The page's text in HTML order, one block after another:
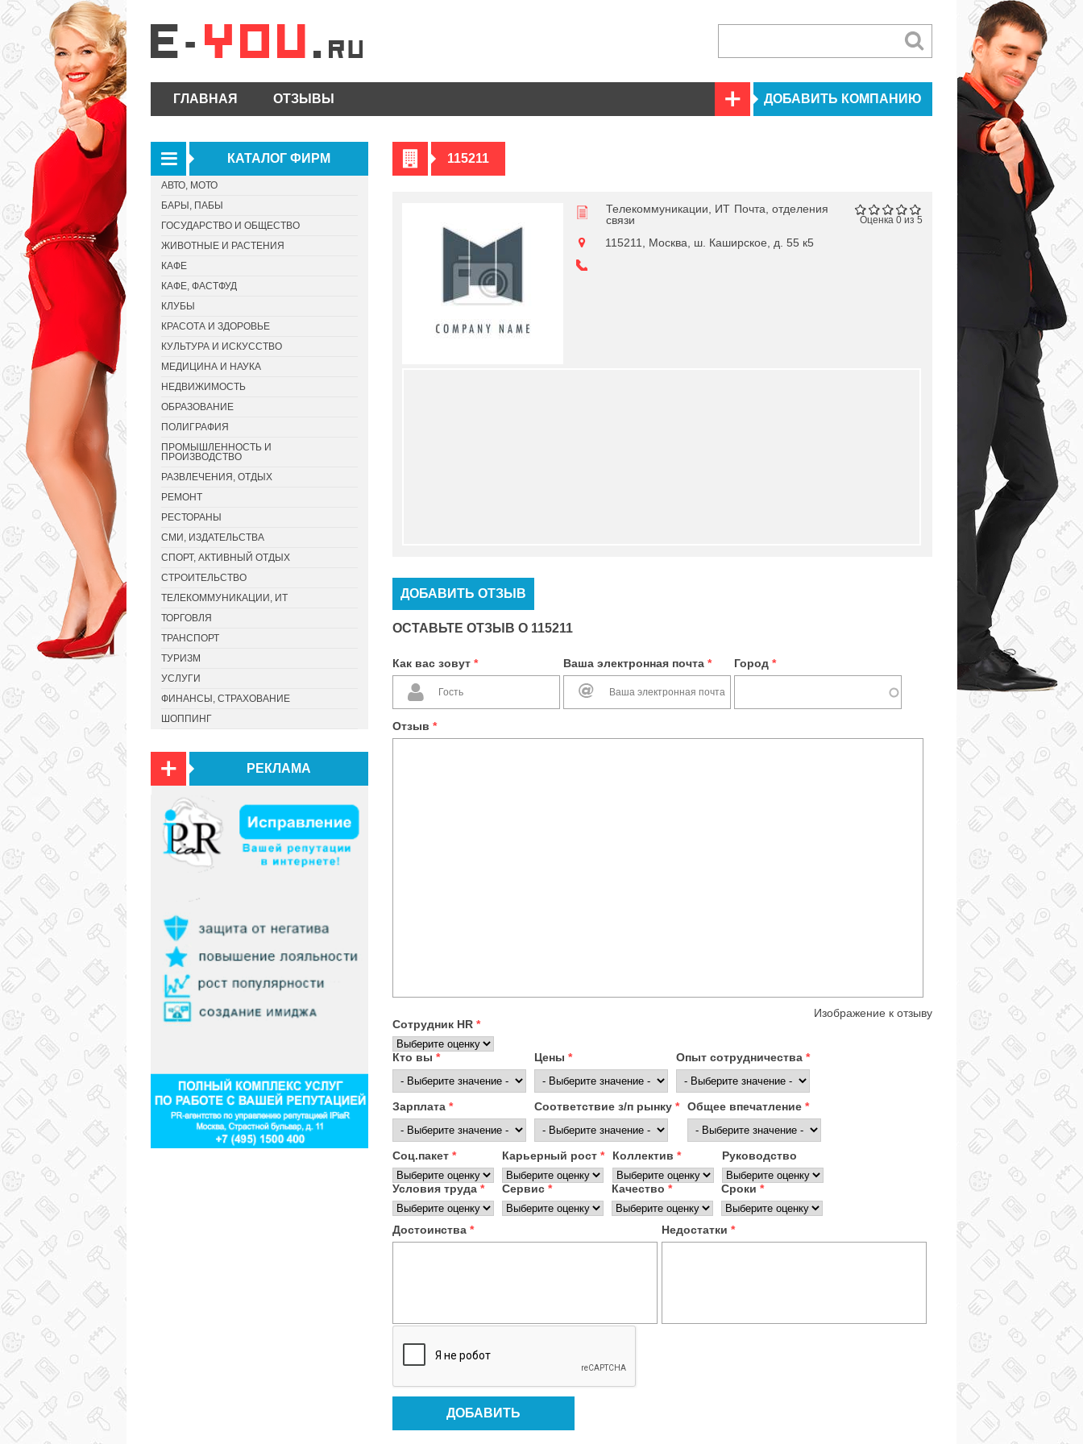
ГЛАВНАЯ ОТЗЫВЫ ДОБАВИТЬ КОМПАНИЮ
115211
Оценка 0 из 5
Телекоммуникации, ИТ Почта, отделения
связи
115211, Москва, ш. Каширское, д. 55 к5
ДОБАВИТЬ ОТЗЫВ
ОСТАВЬТЕ ОТЗЫВ О 115211
Как вас зовут * Ваша электронная почта * Город *
Отзыв *
Изображение к отзыву
Сотрудник HR *
Кто вы * Цены * Опыт сотрудничества *
Зарплата * Соответствие з/п рынку * Общее впечатление *
Соц.пакет * Карьерный рост * Коллектив * Руководство
Условия труда * Сервис * Качество * Сроки *
Достоинства * Недостатки *
КАТАЛОГ ФИРМ
АВТО, МОТО
БАРЫ, ПАБЫ
ГОСУДАРСТВО И ОБЩЕСТВО
ЖИВОТНЫЕ И РАСТЕНИЯ
КАФЕ
КАФЕ, ФАСТФУД
КЛУБЫ
КРАСОТА И ЗДОРОВЬЕ
КУЛЬТУРА И ИСКУССТВО
МЕДИЦИНА И НАУКА
НЕДВИЖИМОСТЬ
ОБРАЗОВАНИЕ
ПОЛИГРАФИЯ
ПРОМЫШЛЕННОСТЬ И
ПРОИЗВОДСТВО
РАЗВЛЕЧЕНИЯ, ОТДЫХ
РЕМОНТ
РЕСТОРАНЫ
СМИ, ИЗДАТЕЛЬСТВА
СПОРТ, АКТИВНЫЙ ОТДЫХ
СТРОИТЕЛЬСТВО
ТЕЛЕКОММУНИКАЦИИ, ИТ
ТОРГОВЛЯ
ТРАНСПОРТ
ТУРИЗМ
УСЛУГИ
ФИНАНСЫ, СТРАХОВАНИЕ
ШОППИНГ
РЕКЛАМА